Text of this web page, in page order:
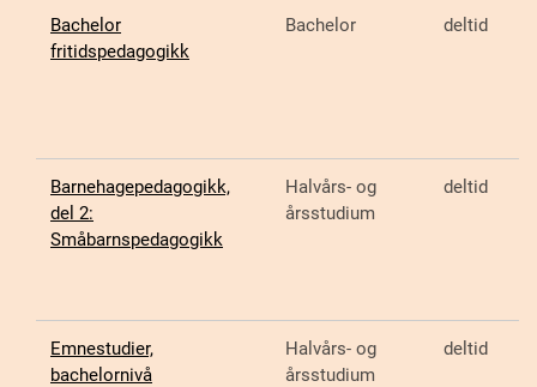
Bachelor
fritidspedagogikk
Bachelor deltid
Barnehagepedagogikk,
del 2:
Småbarnspedagogikk
Halvårs- og
årsstudium
deltid
Emnestudier,
bachelornivå
Halvårs- og
årsstudium
deltid